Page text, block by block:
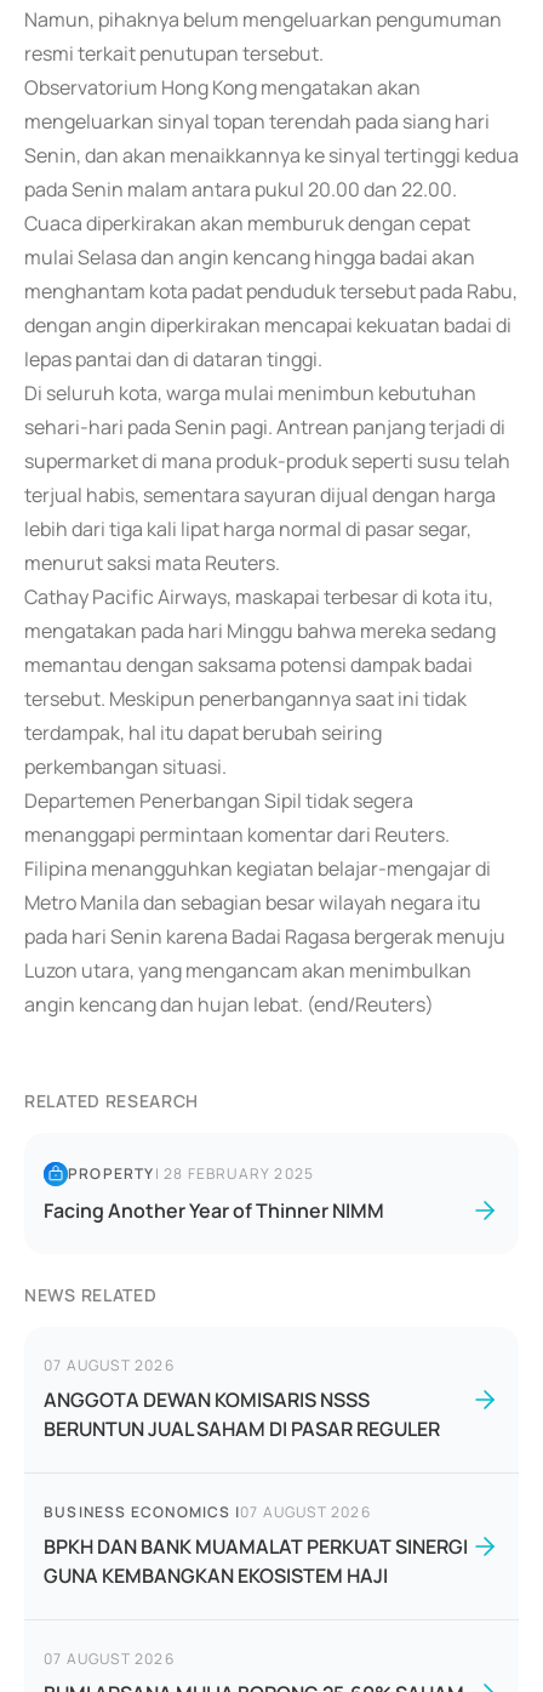
Namun, pihaknya belum mengeluarkan pengumuman
resmi terkait penutupan tersebut.
Observatorium Hong Kong mengatakan akan
mengeluarkan sinyal topan terendah pada siang hari
Senin, dan akan menaikkannya ke sinyal tertinggi kedua
pada Senin malam antara pukul 20.00 dan 22.00.
Cuaca diperkirakan akan memburuk dengan cepat
mulai Selasa dan angin kencang hingga badai akan
menghantam kota padat penduduk tersebut pada Rabu,
dengan angin diperkirakan mencapai kekuatan badai di
lepas pantai dan di dataran tinggi.
Di seluruh kota, warga mulai menimbun kebutuhan
sehari-hari pada Senin pagi. Antrean panjang terjadi di
supermarket di mana produk-produk seperti susu telah
terjual habis, sementara sayuran dijual dengan harga
lebih dari tiga kali lipat harga normal di pasar segar,
menurut saksi mata Reuters.
Cathay Pacific Airways, maskapai terbesar di kota itu,
mengatakan pada hari Minggu bahwa mereka sedang
memantau dengan saksama potensi dampak badai
tersebut. Meskipun penerbangannya saat ini tidak
terdampak, hal itu dapat berubah seiring
perkembangan situasi.
Departemen Penerbangan Sipil tidak segera
menanggapi permintaan komentar dari Reuters.
Filipina menangguhkan kegiatan belajar-mengajar di
Metro Manila dan sebagian besar wilayah negara itu
pada hari Senin karena Badai Ragasa bergerak menuju
Luzon utara, yang mengancam akan menimbulkan
angin kencang dan hujan lebat. (end/Reuters)
RELATED RESEARCH
PROPERTY|28 FEBRUARY 2025
Facing Another Year of Thinner NIMM
NEWS RELATED
07 AUGUST 2026
ANGGOTA DEWAN KOMISARIS NSSS
BERUNTUN JUAL SAHAM DI PASAR REGULER
BUSINESS ECONOMICS |07 AUGUST 2026
BPKH DAN BANK MUAMALAT PERKUAT SINERGI
GUNA KEMBANGKAN EKOSISTEM HAJI
07 AUGUST 2026